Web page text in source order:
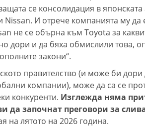
се консолидация в
И отрече компанията му да
не се обърна към Toyota за
дори и да бяха обмислили това,
закони“.
правителство (и може би дори
компании), може да са се
конкуренти. Изглежда няма
да започнат преговори за
на лятото на 2026 година.